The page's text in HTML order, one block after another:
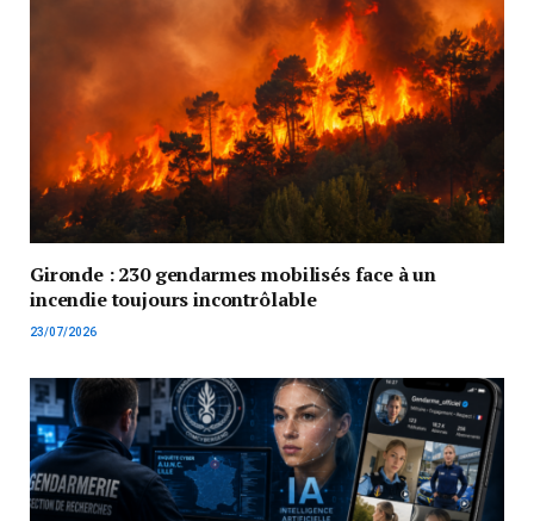
Gironde : 230 gendarmes mobilisés face à un
incendie toujours incontrôlable
23/07/2026